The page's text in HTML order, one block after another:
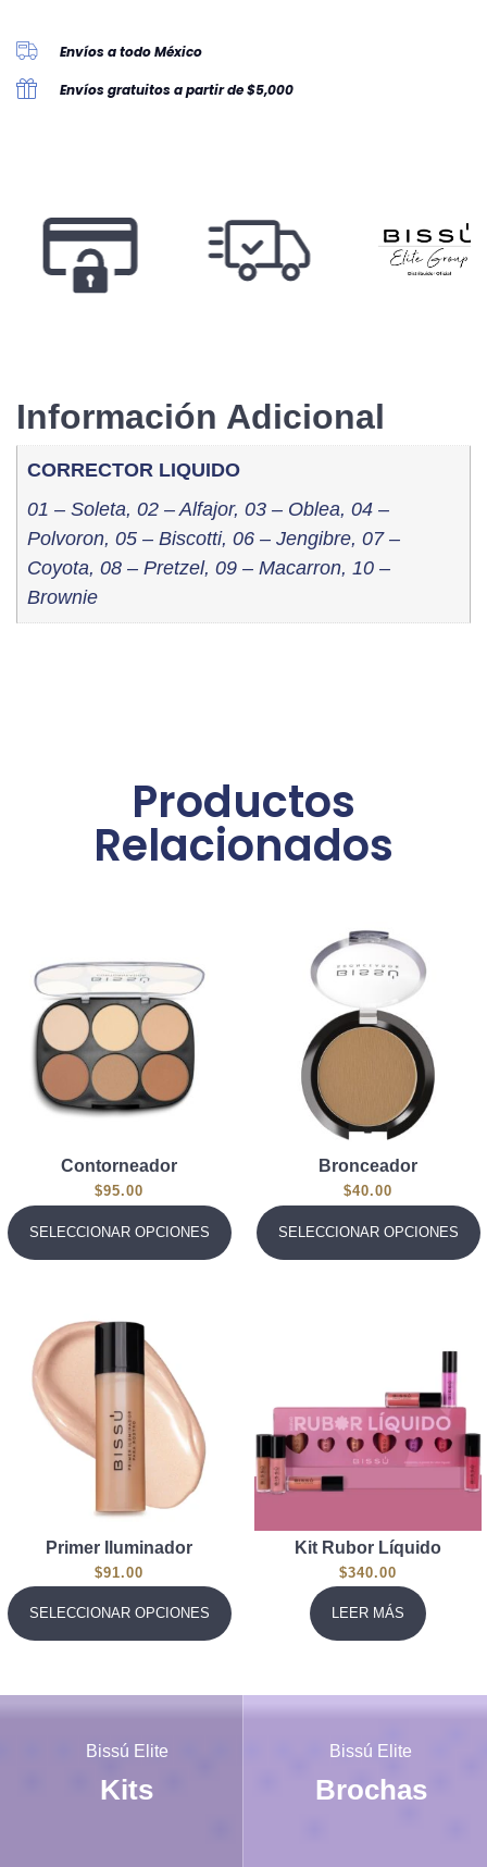
Envíos a todo México
Envíos gratuitos a partir de $5,000
Información Adicional
CORRECTOR LIQUIDO
01 – Soleta, 02 – Alfajor, 03 – Oblea, 04 –
Polvoron, 05 – Biscotti, 06 – Jengibre, 07 –
Coyota, 08 – Pretzel, 09 – Macarron, 10 –
Brownie
Productos
Relacionados
Contorneador
$95.00
SELECCIONAR OPCIONES
Bronceador
$40.00
SELECCIONAR OPCIONES
Primer Iluminador
$91.00
SELECCIONAR OPCIONES
Kit Rubor Líquido
$340.00
LEER MÁS
Bissú Elite
Kits
Bissú Elite
Brochas